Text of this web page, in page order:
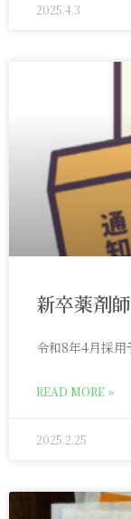
2025.4.3
新卒薬剤
令和8年4月採
READ MORE »
2025.2.25